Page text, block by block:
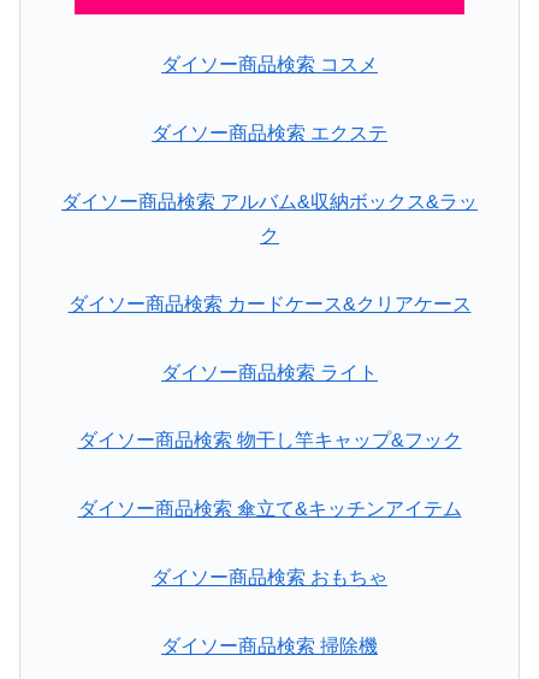
ダイソー商品検索 コスメ
ダイソー商品検索 エクステ
ダイソー商品検索 アルバム&収納ボックス&ラッ
ク
ダイソー商品検索 カードケース&クリアケース
ダイソー商品検索 ライト
ダイソー商品検索 物干し竿キャップ&フック
ダイソー商品検索 傘立て&キッチンアイテム
ダイソー商品検索 おもちゃ
ダイソー商品検索 掃除機